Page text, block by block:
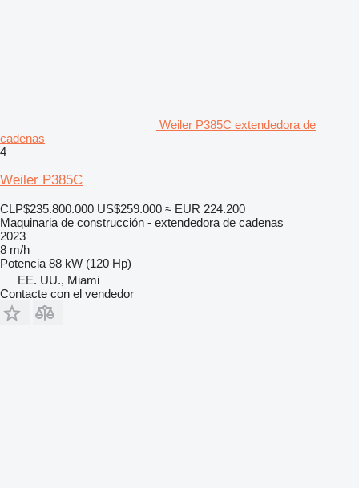
Weiler P385C extendedora de
cadenas
4
Weiler P385C
CLP$235.800.000 US$259.000 ≈ EUR 224.200
Maquinaria de construcción - extendedora de cadenas
2023
8 m/h
Potencia 88 kW (120 Hp)
EE. UU., Miami
Contacte con el vendedor